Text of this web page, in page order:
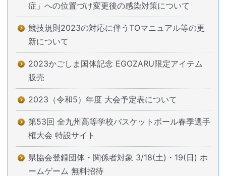
症」への位置づけ変更後の感染対策について
競技規則2023の対応に伴うTOマニュアル等の更
新について
2023かごしま国体記念 EGOZARU限定アイテム
販売
2023（令和5）年度 大会予定表について
第53回 全九州高等学校バスケットボール春季選手
権大会 特設サイト
県協会登録団体・関係者対象 3/18(土)・19(日) ホ
ームゲーム 無料招待